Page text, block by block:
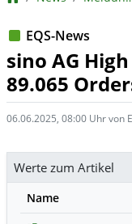
EQS-News
sino AG
89.065
06.06.2025, 08:00 Uhr von
Werte zum Artikel
Name